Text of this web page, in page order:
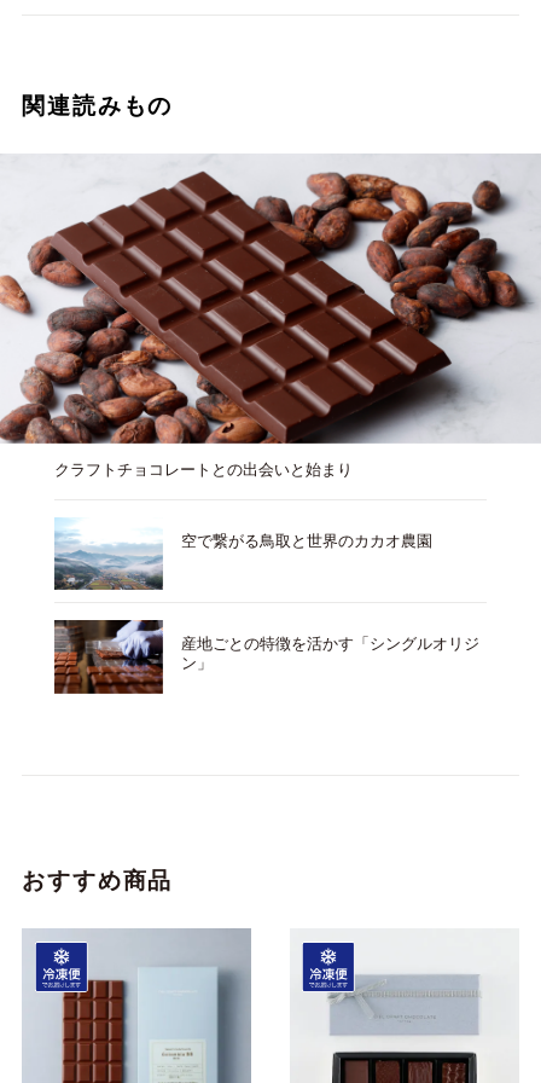
関連読みもの
クラフトチョコレートとの出会いと始まり
空で繋がる鳥取と世界のカカオ農園
産地ごとの特徴を活かす「シングルオリジ
ン」
おすすめ商品